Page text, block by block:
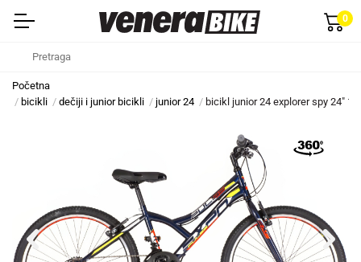
0
Početna
bicikli
dečiji i junior bicikli junior 24 bicikl junior 24 explorer spy 24"